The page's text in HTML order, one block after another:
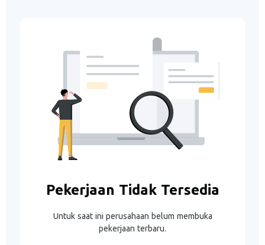
Pekerjaan Tidak Tersedia
Untuk saat ini perusahaan belum membuka
pekerjaan terbaru.